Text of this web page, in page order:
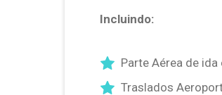
Incluindo:
Parte Aérea de
Traslados